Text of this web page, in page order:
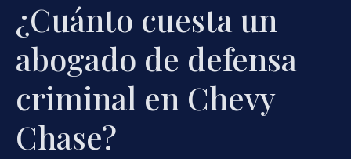
¿Cuánto cuesta un
abogado de defensa
criminal en Chevy
Chase?